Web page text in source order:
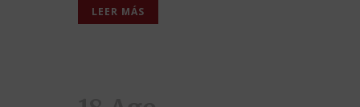
LEER MÁS